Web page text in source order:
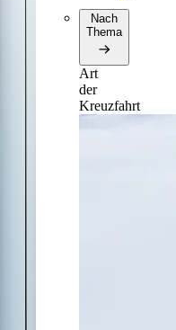
Nach
Thema
Art
der
Kreuzfahrt